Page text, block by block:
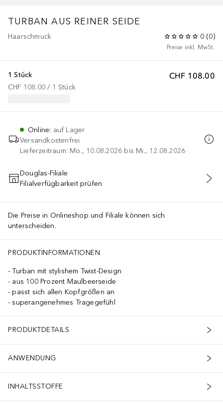
TURBAN AUS REINER SEIDE
Haarschmuck 0 (0)
Preise inkl. MwSt.
CHF 108.00
1 Stück
CHF 108.00 / 1 Stück
Online: auf Lager
Versandkostenfrei
Lieferzeitraum: Mo., 10.08.2026 bis Mi., 12.08.2026
IN DEN WARENKORB
Douglas-Filiale
Filialverfügbarkeit prüfen
Die Preise in Onlineshop und Filiale können sich
unterscheiden.
PRODUKTINFORMATIONEN
Turban mit stylishem Twist-Design
aus 100 Prozent Maulbeerseide
passt sich allen Kopfgrößen an
superangenehmes Tragegefühl
PRODUKTDETAILS
ANWENDUNG
INHALTSSTOFFE